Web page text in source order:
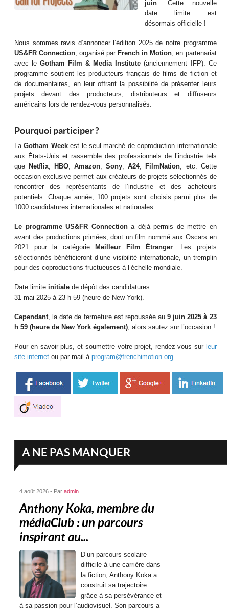
juin. Cette nouvelle
date limite est
désormais officielle !
Nous sommes ravis d’annoncer l’édition 2025 de notre programme
US&FR Connection, organisé par French in Motion, en partenariat
avec leGotham Film & Media Institute (anciennement IFP). Ce
programme soutient les producteurs français de films de fiction et
de documentaires, en leur offrant la possibilité de présenter leurs
projets devant des producteurs, distributeurs et diffuseurs
américains lors de rendez-vous personnalisés.
Pourquoi participer ?
LaGotham Weekest le seul marché de coproduction internationale
aux États-Unis et rassemble des professionnels de l’industrie tels
que Netflix, HBO,Amazon,Sony,A24, FilmNation, etc. Cette
occasion exclusive permet aux créateurs de projets sélectionnés de
rencontrer des représentants de l’industrie et des acheteurs
potentiels. Chaque année, 100 projets sont choisis parmi plus de
1000 candidatures internationales et nationales.
Le programme US&FR Connectiona déjà permis de mettre en
avant des productions primées, dont un film nommé aux Oscars en
2021 pour la catégorie
Meilleur Film Étranger. Les projets
sélectionnés bénéficieront d’une visibilité internationale, un tremplin
pour des coproductions fructueuses à l’échelle mondiale.
Date limite initialede dépôt des candidatures :
31 mai 2025 à 23 h 59 (heure de New York).
Cependant, la date de fermeture est repoussée au9 juin 2025 à 23
h 59 (heure de New York également), alors sautez sur l’occasion !
Pour en savoir plus, et soumettre votre projet, rendez-vous sur leur
site internetou par mail àprogram@frenchimotion.org.
A NE PAS MANQUER
4 août 2026 - Paradmin
Anthony Koka, membre du
médiaClub : un parcours
inspirant au...
D’un parcours scolaire
difficile à une carrière dans
la fiction, Anthony Koka a
construit sa trajectoire
grâce à sa persévérance et
à sa passion pour l’audiovisuel. Son parcours a